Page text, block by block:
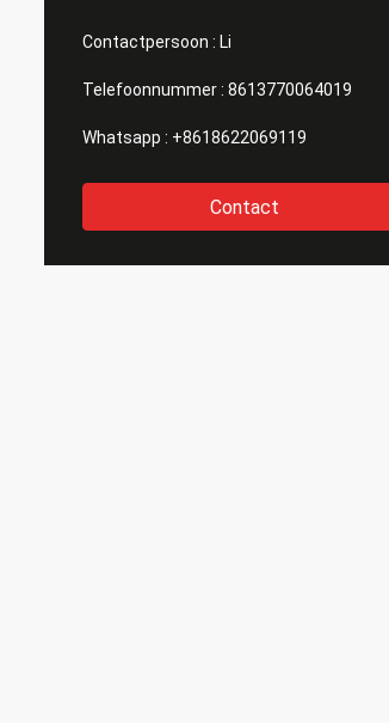
Contactpersoon : Li
Telefoonnummer : 8613770064019
Whatsapp : +8618622069119
Contact